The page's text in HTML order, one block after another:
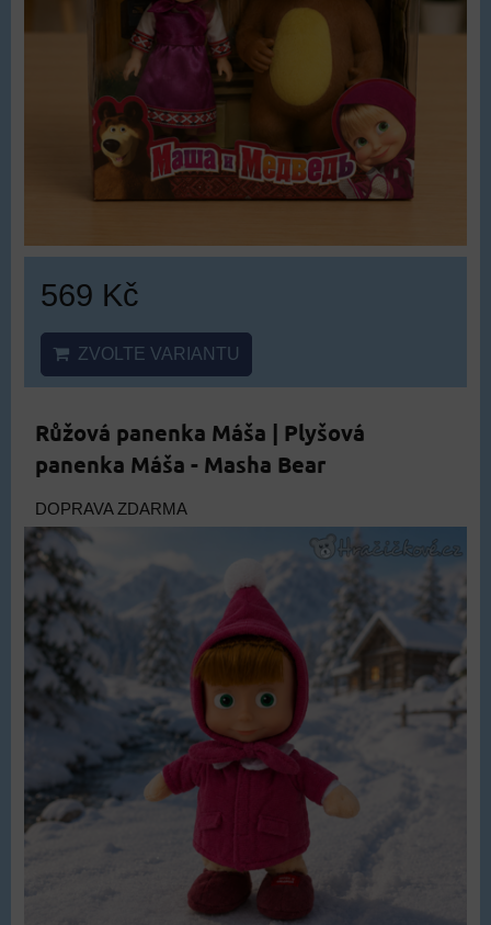
569 Kč
ZVOLTE VARIANTU
Růžová panenka Máša | Plyšová
panenka Máša - Masha Bear
DOPRAVA ZDARMA